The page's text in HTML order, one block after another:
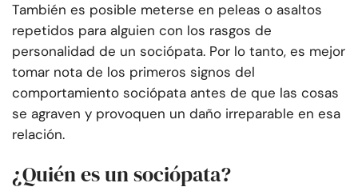
También es posible meterse en peleas o asaltos
repetidos para alguien con los rasgos de
personalidad de un sociópata. Por lo tanto, es mejor
tomar nota de los primeros signos del
comportamiento sociópata antes de que las cosas
se agraven y provoquen un daño irreparable en esa
relación.
¿Quién es un sociópata?